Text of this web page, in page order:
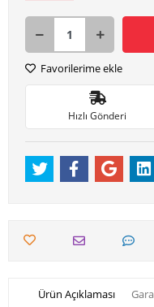
Favorilerime ekle
Hızlı Gönderi
Ürün Açıklaması